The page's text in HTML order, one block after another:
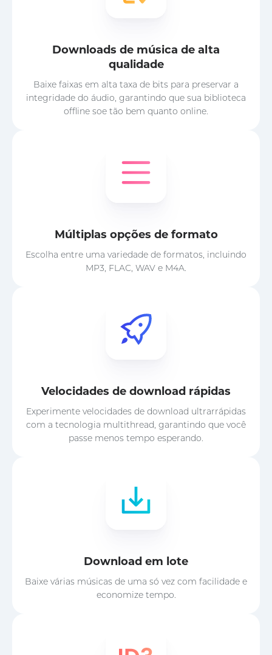
Downloads de música de alta
qualidade
Baixe faixas em alta taxa de bits para preservar a
integridade do áudio, garantindo que sua biblioteca
offline soe tão bem quanto online.
Múltiplas opções de formato
Escolha entre uma variedade de formatos, incluindo
MP3, FLAC, WAV e M4A.
Velocidades de download rápidas
Experimente velocidades de download ultrarrápidas
com a tecnologia multithread, garantindo que você
passe menos tempo esperando.
Download em lote
Baixe várias músicas de uma só vez com facilidade e
economize tempo.